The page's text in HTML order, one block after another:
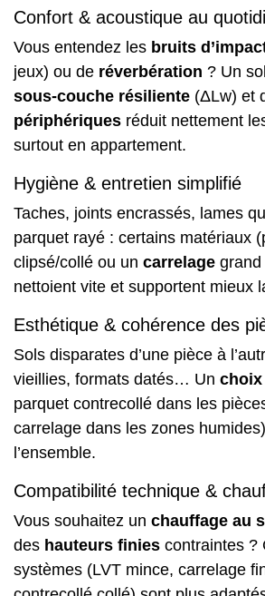
Confort & acoustique au
Vous entendez les bruits
jeux) ou de réverbération ? Un
sous-couche résiliente (ΔLw) et
périphériques réduit nettement
surtout en appartement.
Hygiène & entretien simplifié
Taches, joints encrassés, lames
parquet rayé : certains matériaux
clipsé/collé ou un carrelage
nettoient vite et supportent mieux
Esthétique & cohérence des
Sols disparates d’une pièce à
vieillies, formats datés… Un choix
parquet contrecollé dans les
carrelage dans les zones
l’ensemble.
Compatibilité technique &
Vous souhaitez un chauffage au
des hauteurs finies contraintes ?
systèmes (LVT mince, carrelage